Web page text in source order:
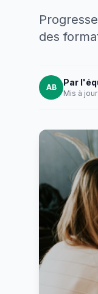
des
AB Par
Mis à